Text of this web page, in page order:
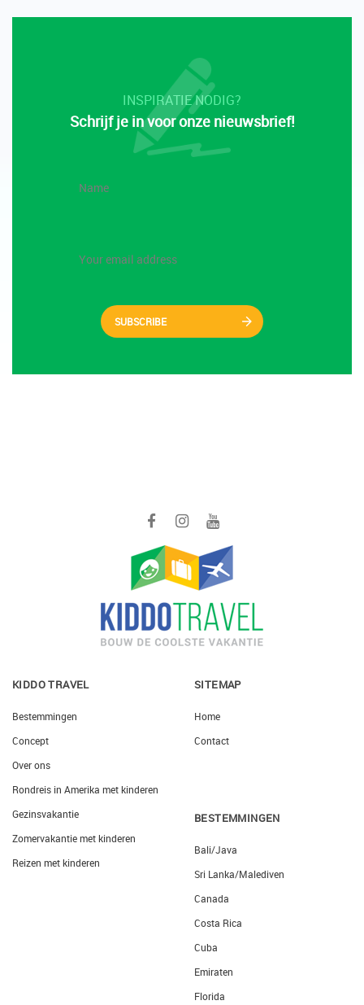
INSPIRATIE NODIG?
Schrijf je in voor onze nieuwsbrief!
SUBSCRIBE
KIDDO TRAVEL
Bestemmingen
Concept
Over ons
Rondreis in Amerika met kinderen
Gezinsvakantie
Zomervakantie met kinderen
Reizen met kinderen
SITEMAP
Home
Contact
BESTEMMINGEN
Bali/Java
Sri Lanka/Malediven
Canada
Costa Rica
Cuba
Emiraten
Florida